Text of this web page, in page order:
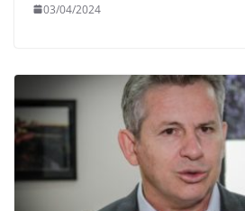
03/04/2024